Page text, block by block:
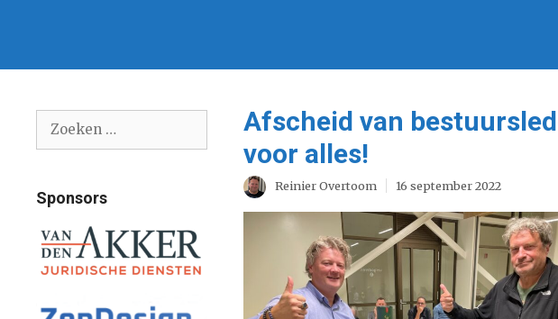
Afscheid van
voor alles!
Reinier Overtoom 16 september 2022
naar:
Sponsors